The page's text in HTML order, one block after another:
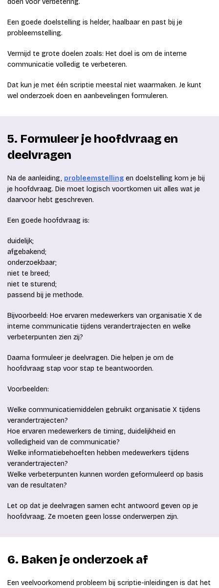
doen voor verbetering.
Een goede doelstelling is helder, haalbaar en past bij je
probleemstelling.
Vermijd te grote doelen zoals: Het doel is om de interne
communicatie volledig te verbeteren.
Dat kun je met één scriptie meestal niet waarmaken. Je kunt
wel onderzoek doen en aanbevelingen formuleren.
5. Formuleer je hoofdvraag en
deelvragen
Na de aanleiding, probleemstelling en doelstelling kom je bij
je hoofdvraag. Die moet logisch voortkomen uit alles wat je
daarvoor hebt geschreven.
Een goede hoofdvraag is:
duidelijk;
afgebakend;
onderzoekbaar;
niet te breed;
niet te sturend;
passend bij je methode.
Bijvoorbeeld: Hoe ervaren medewerkers van organisatie X de
interne communicatie tijdens verandertrajecten en welke
verbeterpunten zien zij?
Daarna formuleer je deelvragen. Die helpen je om de
hoofdvraag stap voor stap te beantwoorden.
Voorbeelden:
Welke communicatiemiddelen gebruikt organisatie X tijdens
verandertrajecten?
Hoe ervaren medewerkers de timing, duidelijkheid en
volledigheid van de communicatie?
Welke informatiebehoeften hebben medewerkers tijdens
verandertrajecten?
Welke verbeterpunten kunnen worden geformuleerd op basis
van de resultaten?
Let op dat je deelvragen samen echt antwoord geven op je
hoofdvraag. Ze moeten geen losse onderwerpen zijn.
6. Baken je onderzoek af
Een veelvoorkomend probleem bij scriptie-inleidingen is dat het